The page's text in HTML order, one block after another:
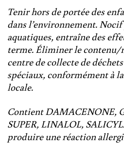
Tenir hors de portée des
dans l’environnement.
aquatiques, entraîne des
terme. Éliminer le contenu/
centre de collecte de
spéciaux, conformément à
locale.
Contient DAMACENONE,
SUPER, LINALOL,
produire une réaction